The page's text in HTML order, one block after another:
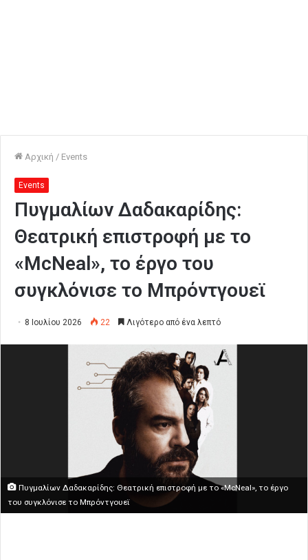
Αρχική / Events
Events
Πυγμαλίων Δαδακαρίδης:
Θεατρική επιστροφή με το
«McNeal», το έργο του
συγκλόνισε το Μπρόντγουεϊ
8 Ιουλίου 2026 22 Λιγότερο από ένα λεπτό
Πυγμαλίων Δαδακαρίδης: Θεατρική επιστροφή με το «McNeal», το έργο
του συγκλόνισε το Μπρόντγουεϊ